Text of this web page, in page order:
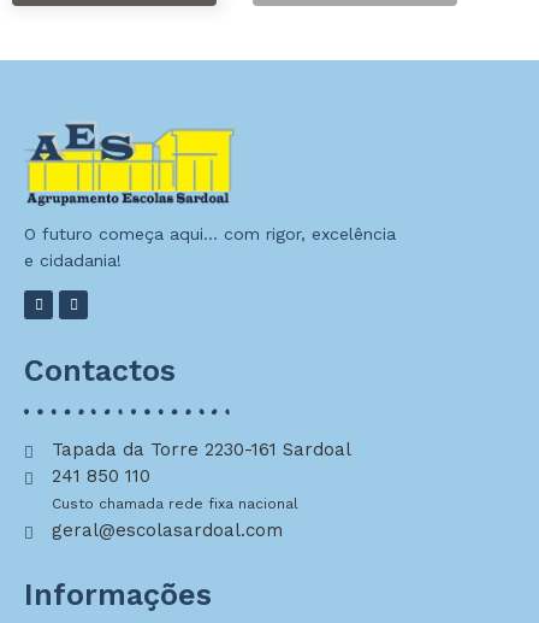
O futuro começa aqui… com rigor, excelência
e cidadania!
Contactos
Tapada da Torre 2230-161 Sardoal
241 850 110
Custo chamada rede fixa nacional
geral@escolasardoal.com
Informações